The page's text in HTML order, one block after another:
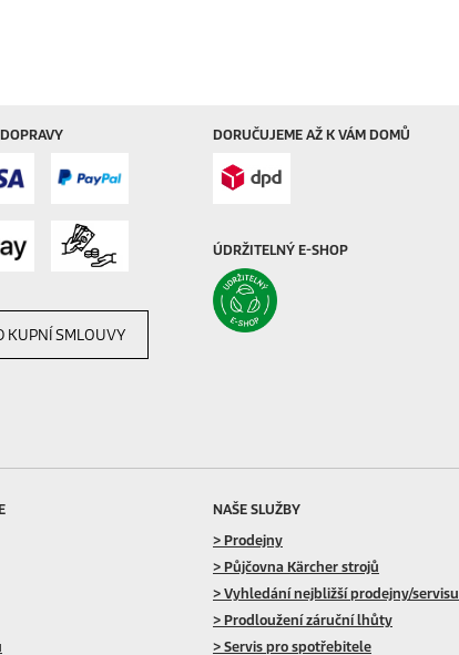
KUPNÍ SMLOUVY
DORUČUJEME AŽ K VÁM DOMŮ
ÚDRŽITELNÝ E-SHOP
NAŠE SLUŽBY
> Prodejny
> Půjčovna Kärcher strojů
> Vyhledání nejbližší prodejny/servisu
> Prodloužení záruční lhůty
> Servis pro spotřebitele